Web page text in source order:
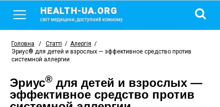
HEALTH-UA.ORG
світ медицини, доступний кожному
Головна / Статті / Алергія /
Эриус® для детей и взрослых — эффективное средство против
системной аллергии
Эриус® для детей и взрослых —
эффективное средство против